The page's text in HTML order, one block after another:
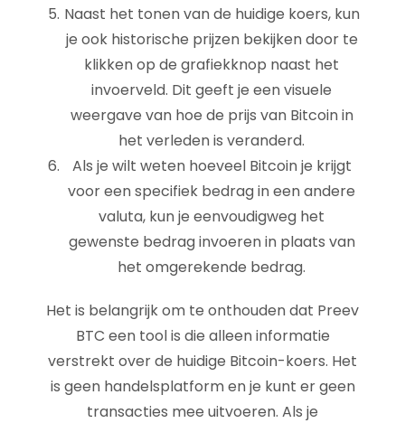
Naast het tonen van de huidige koers, kun
je ook historische prijzen bekijken door te
klikken op de grafiekknop naast het
invoerveld. Dit geeft je een visuele
weergave van hoe de prijs van Bitcoin in
het verleden is veranderd.
Als je wilt weten hoeveel Bitcoin je krijgt
voor een specifiek bedrag in een andere
valuta, kun je eenvoudigweg het
gewenste bedrag invoeren in plaats van
het omgerekende bedrag.
Het is belangrijk om te onthouden dat Preev
BTC een tool is die alleen informatie
verstrekt over de huidige Bitcoin-koers. Het
is geen handelsplatform en je kunt er geen
transacties mee uitvoeren. Als je